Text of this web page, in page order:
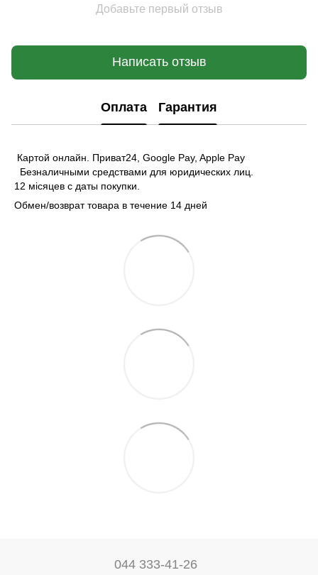
Добавьте первый отзыв
Написать отзыв
Оплата Гарантия
Картой онлайн. Приват24, Google Pay, Apple Pay
Безналичными средствами для юридических лиц.
12 місяцев с даты покупки.
Обмен/возврат товара в течение 14 дней
044 333-41-26